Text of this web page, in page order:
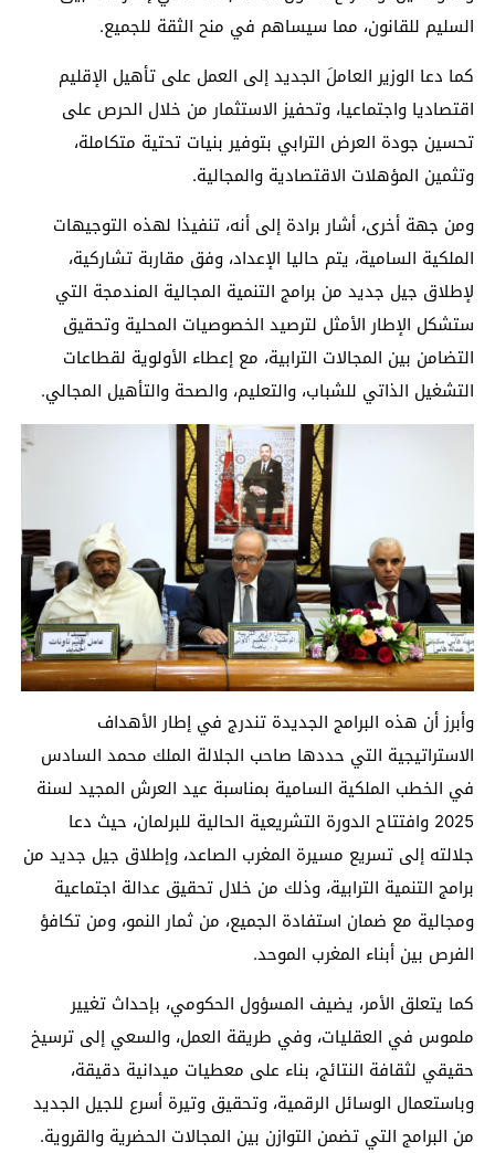
السليم للقانون، مما سيساهم في منح الثقة للجميع.
كما دعا الوزير العاملَ الجديد إلى العمل على تأهيل الإقليم
اقتصاديا واجتماعيا، وتحفيز الاستثمار من خلال الحرص على
تحسين جودة العرض الترابي بتوفير بنيات تحتية متكاملة،
وتثمين المؤهلات الاقتصادية والمجالية.
ومن جهة أخرى، أشار برادة إلى أنه، تنفيذا لهذه التوجيهات
الملكية السامية، يتم حاليا الإعداد، وفق مقاربة تشاركية،
لإطلاق جيل جديد من برامج التنمية المجالية المندمجة التي
ستشكل الإطار الأمثل لترصيد الخصوصيات المحلية وتحقيق
التضامن بين المجالات الترابية، مع إعطاء الأولوية لقطاعات
التشغيل الذاتي للشباب، والتعليم، والصحة والتأهيل المجالي.
وأبرز أن هذه البرامج الجديدة تندرج في إطار الأهداف
الاستراتيجية التي حددها صاحب الجلالة الملك محمد السادس
في الخطب الملكية السامية بمناسبة عيد العرش المجيد لسنة
2025 وافتتاح الدورة التشريعية الحالية للبرلمان، حيث دعا
جلالته إلى تسريع مسيرة المغرب الصاعد، وإطلاق جيل جديد من
برامج التنمية الترابية، وذلك من خلال تحقيق عدالة اجتماعية
ومجالية مع ضمان استفادة الجميع، من ثمار النمو، ومن تكافؤ
الفرص بين أبناء المغرب الموحد.
كما يتعلق الأمر، يضيف المسؤول الحكومي، بإحداث تغيير
ملموس في العقليات، وفي طريقة العمل، والسعي إلى ترسيخ
حقيقي لثقافة النتائج، بناء على معطيات ميدانية دقيقة،
وباستعمال الوسائل الرقمية، وتحقيق وتيرة أسرع للجيل الجديد
من البرامج التي تضمن التوازن بين المجالات الحضرية والقروية.